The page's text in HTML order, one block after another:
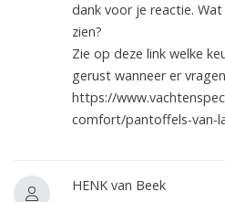
dank voor je reactie.
zien?
Zie op deze link welke
gerust wanneer er
https://
comfort/pantoffels-van-
HENK van Beek